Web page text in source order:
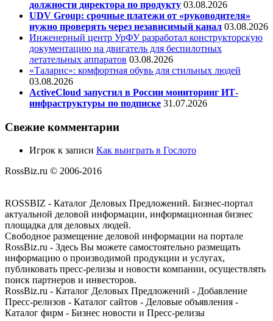
должности директора по продукту 03.08.2026
UDV Group: срочные платежи от «руководителя»
нужно проверять через независимый канал 03.08.2026
Инженерный центр УрФУ разработал конструкторскую
документацию на двигатель для беспилотных
летательных аппаратов 03.08.2026
«Таларис»: комфортная обувь для стильных людей
03.08.2026
ActiveCloud запустил в России мониторинг ИТ-
инфраструктуры по подписке 31.07.2026
Свежие комментарии
Игрок к записи Как выиграть в Гослото
RossBiz.ru © 2006-2016
ROSSBIZ - Каталог Деловых Предложений. Бизнес-портал
актуальной деловой информации, информационная бизнес
площадка для деловых людей.
Свободное размещение деловой информации на портале
RossBiz.ru - Здесь Вы можете самостоятельно размещать
информацию о производимой продукции и услугах,
публиковать пресс-релизы и новости компании, осуществлять
поиск партнеров и инвесторов.
RossBiz.ru - Каталог Деловых Предложений - Добавление
Пресс-релизов - Каталог сайтов - Деловые объявления -
Каталог фирм - Бизнес новости и Пресс-релизы